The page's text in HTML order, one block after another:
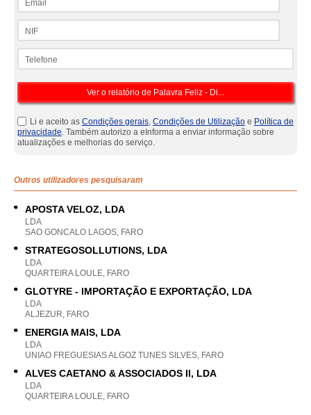
Li e aceito as Condições gerais, Condições de Utilização e Política de
privacidade. Também autorizo a eInforma a enviar informação sobre
atualizações e melhorias do serviço.
Outros utilizadores pesquisaram
APOSTA VELOZ, LDA
LDA
SAO GONCALO LAGOS, FARO
STRATEGOSOLLUTIONS, LDA
LDA
QUARTEIRA LOULE, FARO
GLOTYRE - IMPORTAÇÃO E EXPORTAÇÃO, LDA
LDA
ALJEZUR, FARO
ENERGIA MAIS, LDA
LDA
UNIAO FREGUESIAS ALGOZ TUNES SILVES, FARO
ALVES CAETANO & ASSOCIADOS II, LDA
LDA
QUARTEIRA LOULE, FARO